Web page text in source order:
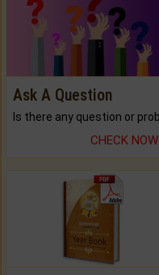
Ask A Question
CHECK NOW